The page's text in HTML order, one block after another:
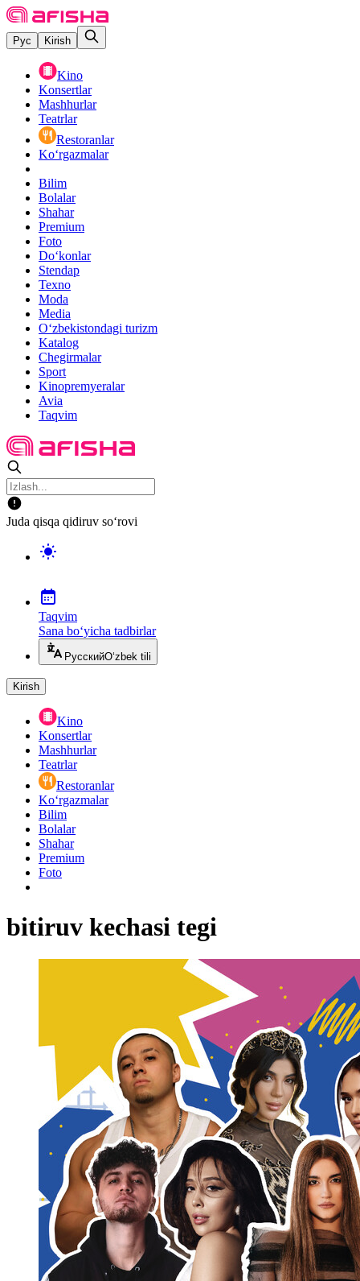
Рус Kirish
Kino
Konsertlar
Mashhurlar
Teatrlar
Restoranlar
Ko‘rgazmalar
Bilim
Bolalar
Shahar
Premium
Foto
Do‘konlar
Stendap
Texno
Moda
Media
O‘zbekistondagi turizm
Katalog
Chegirmalar
Sport
Kinopremyeralar
Avia
Taqvim
Juda qisqa qidiruv so‘rovi
Taqvim
Sana bo‘yicha tadbirlar
РусскийO‘zbek tili
Kirish
Kino
Konsertlar
Mashhurlar
Teatrlar
Restoranlar
Ko‘rgazmalar
Bilim
Bolalar
Shahar
Premium
Foto
bitiruv kechasi tegi